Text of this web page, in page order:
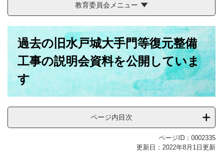
教育委員会メニュー
過去の旧水戸城大手門等復元整備
工事の説明会資料を公開していま
す
ページ内目次
ページID：0002335
更新日：2022年8月1日更新